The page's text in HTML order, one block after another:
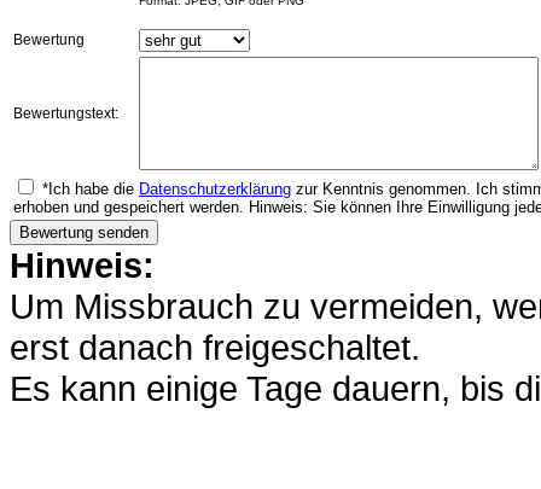
Bewertung
Bewertungstext:
*Ich habe die Datenschutzerklärung zur Kenntnis genommen. Ich
erhoben und gespeichert werden. Hinweis: Sie können Ihre Einwilligung
Hinweis:
Um Missbrauch zu vermeiden,
erst danach freigeschaltet.
Es kann einige Tage dauern, bis